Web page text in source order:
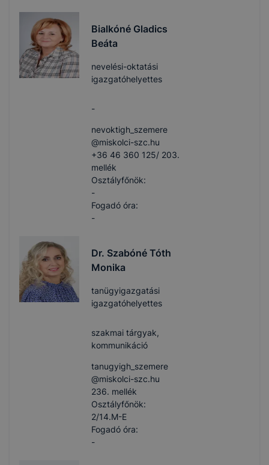
Bialkóné Gladics
Beáta
nevelési-oktatási
igazgatóhelyettes
-
nevoktigh_szemere​
@miskolci-szc.hu
+36 46 360 125/ 203.
mellék
Osztályfőnök:
-
Fogadó óra:
-
Dr. Szabóné Tóth
Monika
tanügyigazgatási
igazgatóhelyettes
szakmai tárgyak,
kommunikáció
tanugyigh_szemere​
@miskolci-szc.hu
236. mellék
Osztályfőnök:
2/14.M-E
Fogadó óra:
-